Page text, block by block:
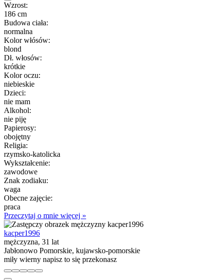
Wzrost:
186 cm
Budowa ciała:
normalna
Kolor włósów:
blond
Dł. włosów:
krótkie
Kolor oczu:
niebieskie
Dzieci:
nie mam
Alkohol:
nie piję
Papierosy:
obojętny
Religia:
rzymsko-katolicka
Wykształcenie:
zawodowe
Znak zodiaku:
waga
Obecne zajęcie:
praca
Przeczytaj o mnie więcej »
kacper1996
mężczyzna, 31 lat
Jabłonowo Pomorskie, kujawsko-pomorskie
miły wierny napisz to się przekonasz